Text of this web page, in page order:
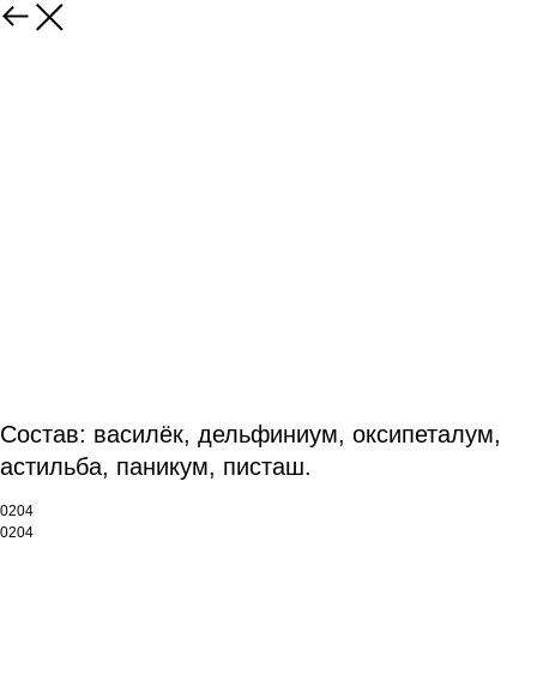
Состав: василёк, дельфиниум, оксипеталум,
астильба, паникум, писташ.
0204
0204